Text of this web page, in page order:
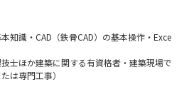
作を、図面だけで終わらせず現場品質まで
をお持ちの方は即戦力として経験、資格を活
知識・CAD（鉄骨CAD）の基本操作・Exce
士ほか建築に関する有資格者・建築現場で
は専門工事）